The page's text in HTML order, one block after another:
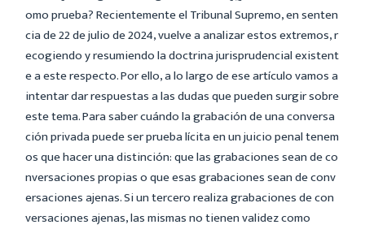
omo prueba? Recientemente el Tribunal Supremo, en senten
cia de 22 de julio de 2024, vuelve a analizar estos extremos, r
ecogiendo y resumiendo la doctrina jurisprudencial existent
e a este respecto. Por ello, a lo largo de ese artículo vamos a
intentar dar respuestas a las dudas que pueden surgir sobre
este tema. Para saber cuándo la grabación de una conversa
ción privada puede ser prueba lícita en un juicio penal tenem
os que hacer una distinción: que las grabaciones sean de co
nversaciones propias o que esas grabaciones sean de conv
ersaciones ajenas. Si un tercero realiza grabaciones de con
versaciones ajenas, las mismas no tienen validez como